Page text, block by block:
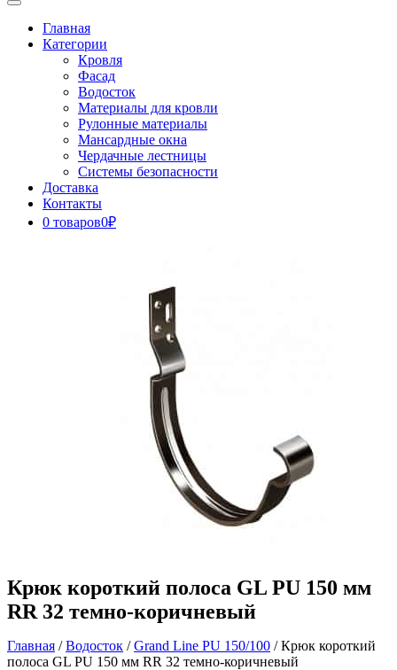
Open
ButtonГлавная
Категории
Кровля
Фасад
Водосток
Материалы для кровли
Рулонные материалы
Мансардные окна
Чердачные лестницы
Системы безопасности
Доставка
Контакты
0 товаров0₽
Крюк короткий полоса GL PU 150 мм
RR 32 темно-коричневый
Главная /Водосток /Grand Line РU 150/100 / Крюк короткий
полоса GL PU 150 мм RR 32 темно-коричневый